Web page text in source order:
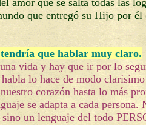
amor que se salta todas las
que entregó su Hijo por
que hablar muy claro.
vida y hay que ir por lo
lo hace de modo
corazón hasta lo más
se adapta a cada persona.
un lenguaje del todo